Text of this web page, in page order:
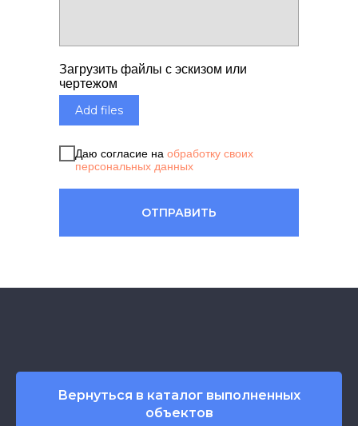
Загрузить файлы с эскизом или
чертежом
Add files
Даю согласие на обработку своих
персональных данных
ОТПРАВИТЬ
Вернуться в каталог выполненных
объектов